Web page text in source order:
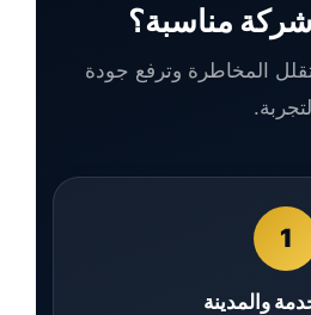
مناسبة؟
المخاطرة وترفع جودة
1
والمدينة